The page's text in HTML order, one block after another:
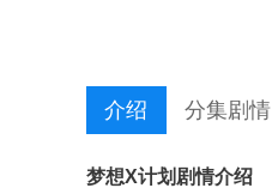
介绍 分集剧情
梦想X计划剧情介绍